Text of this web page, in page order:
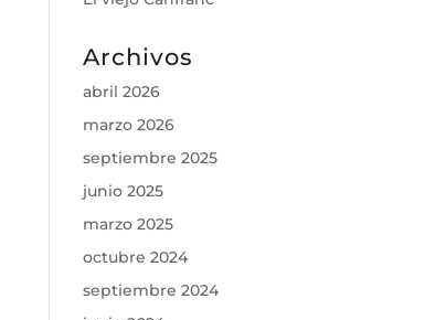
Archivos
abril 2026
marzo 2026
septiembre 2025
junio 2025
marzo 2025
octubre 2024
septiembre 2024